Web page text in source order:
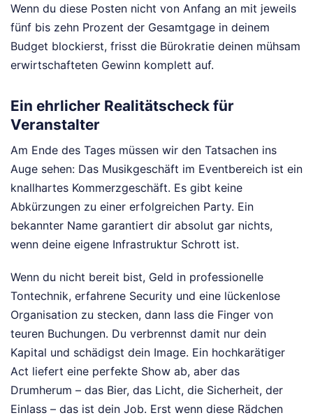
Wenn du diese Posten nicht von Anfang an mit jeweils
fünf bis zehn Prozent der Gesamtgage in deinem
Budget blockierst, frisst die Bürokratie deinen mühsam
erwirtschafteten Gewinn komplett auf.
Ein ehrlicher Realitätscheck für
Veranstalter
Am Ende des Tages müssen wir den Tatsachen ins
Auge sehen: Das Musikgeschäft im Eventbereich ist ein
knallhartes Kommerzgeschäft. Es gibt keine
Abkürzungen zu einer erfolgreichen Party. Ein
bekannter Name garantiert dir absolut gar nichts,
wenn deine eigene Infrastruktur Schrott ist.
Wenn du nicht bereit bist, Geld in professionelle
Tontechnik, erfahrene Security und eine lückenlose
Organisation zu stecken, dann lass die Finger von
teuren Buchungen. Du verbrennst damit nur dein
Kapital und schädigst dein Image. Ein hochkarätiger
Act liefert eine perfekte Show ab, aber das
Drumherum – das Bier, das Licht, die Sicherheit, der
Einlass – das ist dein Job. Erst wenn diese Rädchen